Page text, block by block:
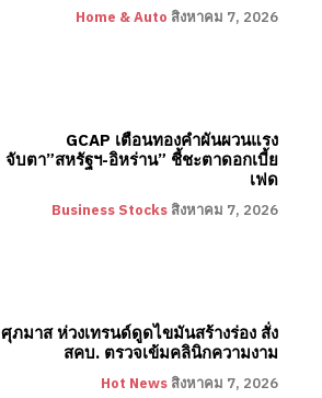
Home & Auto สิงหาคม 7, 2026
GCAP เตือนทองคำผันผวนแรง
จับตา”สหรัฐฯ-อิหร่าน” ชี้ชะตาดอกเบี้ย
เฟด
Business Stocks สิงหาคม 7, 2026
ศุภมาส ห่วงเทรนด์ดูดไขมันสร้างร่อง สั่ง
สคบ. ตรวจเข้มคลินิกความงาม
Hot News สิงหาคม 7, 2026